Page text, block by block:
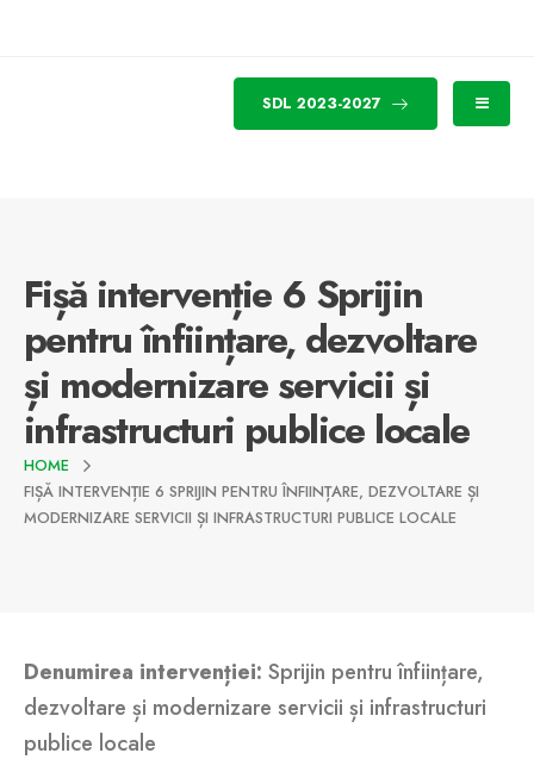
SDL 2023-2027
Fișă intervenție 6 Sprijin
pentru înființare, dezvoltare
și modernizare servicii și
infrastructuri publice locale
HOME
FIȘĂ INTERVENȚIE 6 SPRIJIN PENTRU ÎNFIINȚARE, DEZVOLTARE ȘI
MODERNIZARE SERVICII ȘI INFRASTRUCTURI PUBLICE LOCALE
Denumirea intervenției: Sprijin pentru înființare,
dezvoltare și modernizare servicii și infrastructuri
publice locale